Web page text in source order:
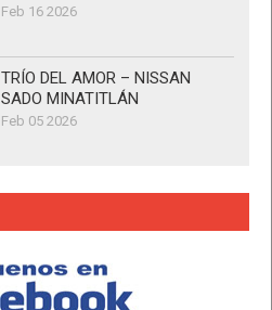
Feb 16 2026
TRÍO DEL AMOR – NISSAN
SADO MINATITLÁN
Feb 05 2026